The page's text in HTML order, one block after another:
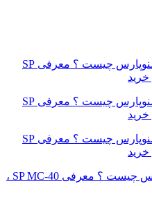
مینی لودر سنوپارس چیست ؟ معرفی SP
مینی لودر سنوپارس چیست ؟ معرفی SP
مینی لودر سنوپارس چیست ؟ معرفی SP
مینی لودر سنوپارس چیست ؟ معرفی SP MC-40 ،